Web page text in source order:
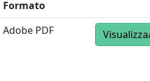
Formato
Adobe PDF